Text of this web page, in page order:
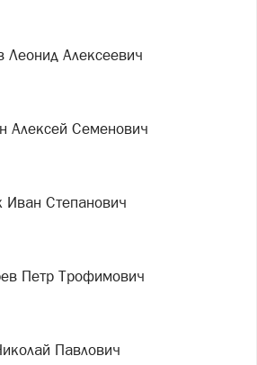
Леонид Алексеевич
Алексей Семенович
Иван Степанович
Петр Трофимович
Павлович